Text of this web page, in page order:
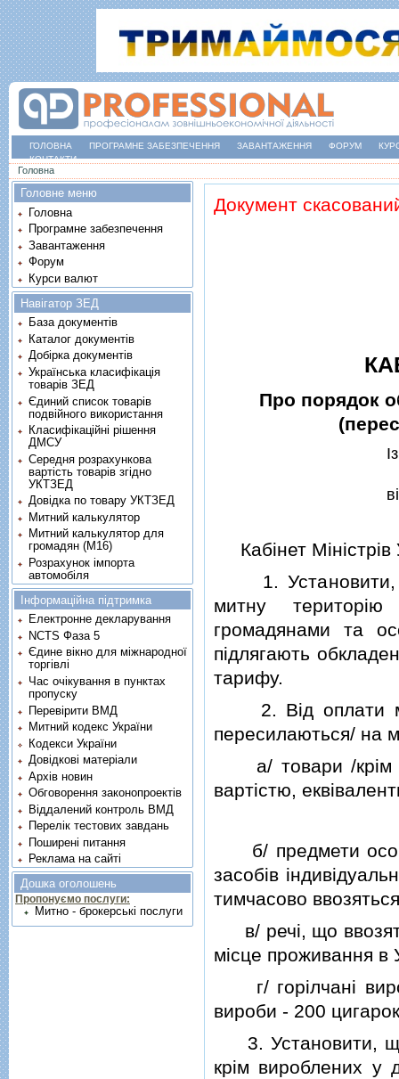
ГОЛОВНА ПРОГРАМНЕ ЗАБЕЗПЕЧЕННЯ ЗАВАНТАЖЕННЯ ФОРУМ
КОНТАКТИ
Ви є тут
Головна
Документ
Про порядок
Кабiнет Мiнiстрiв
1. Установити,
митну територiю
громадянами та
пiдлягають
тарифу.
2. Вiд оплати
пересилаються/ на
а/ товари /крiм
вартiстю,
б/ предмети
засобiв
тимчасово
в/ речi, що
мiсце проживання в
г/ горiлчанi
вироби - 200
3. Установити, що
крiм вироблених у
Головне меню
Головна
Програмне забезпечення
Завантаження
Форум
Курси валют
Навігатор ЗЕД
База документів
Каталог документів
Добірка документів
Українська класифікація
товарів ЗЕД
Єдиний список товарів
подвійного використання
Класифікаційні рішення
ДМСУ
Середня розрахункова
вартість товарів згідно
УКТЗЕД
Довідка по товару УКТЗЕД
Митний калькулятор
Митний калькулятор для
громадян (М16)
Розрахунок імпорта
автомобіля
Інформаційна підтримка
Електронне декларування
NCTS Фаза 5
Єдине вікно для міжнародної
торгівлі
Час очікування в пунктах
пропуску
Перевірити ВМД
Митний кодекс України
Кодекси України
Довідкові матеріали
Архів новин
Обговорення законопроектів
Віддалений контроль ВМД
Перелік тестових завдань
Поширені питання
Реклама на сайті
Дошка оголошень
Пропонуємо послуги:
Митно - брокерські послуги